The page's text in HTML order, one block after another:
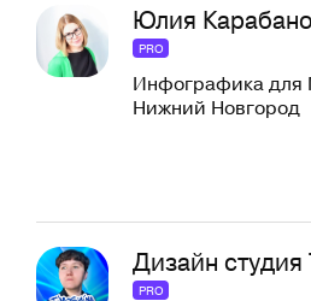
Юлия
PRO
Инфографика
Нижний Новгород
Дизайн
PRO